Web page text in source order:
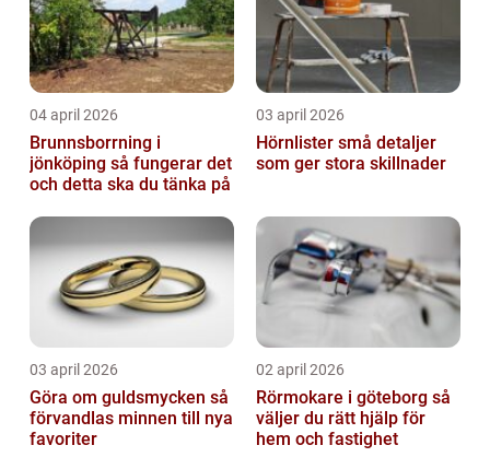
04 april 2026
Brunnsborrning i
jönköping så fungerar det
och detta ska du tänka på
03 april 2026
Hörnlister små detaljer
som ger stora skillnader
03 april 2026
Göra om guldsmycken så
förvandlas minnen till nya
favoriter
02 april 2026
Rörmokare i göteborg så
väljer du rätt hjälp för
hem och fastighet